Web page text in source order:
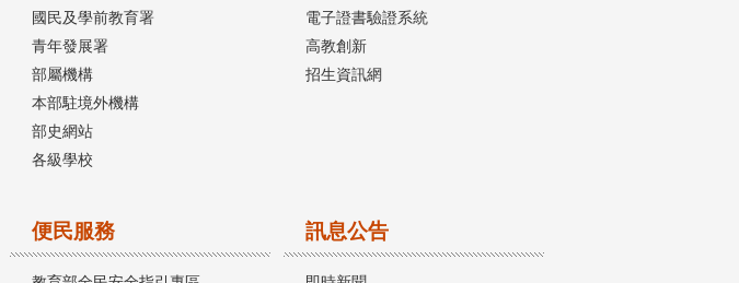
國民及學前教育署
青年發展署
部屬機構
本部駐境外機構
部史網站
各級學校
電子證書驗證系統
高教創新
招生資訊網
便民服務 訊息公告